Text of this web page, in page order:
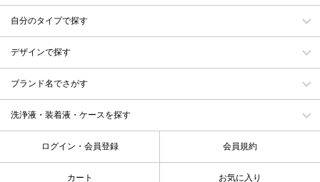
自分のタイプで探す
デザインで探す
ブランド名でさがす
洗浄液・装着液・ケースを探す
ログイン・会員登録 会員規約
カート お気に入り